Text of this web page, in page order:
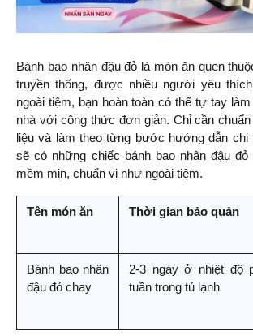
Bánh bao nhân đậu đỏ là món ăn quen
truyền thống, được nhiều người yêu
ngoài tiệm, bạn hoàn toàn có thể tự tay
nhà với công thức đơn giản. Chỉ cần
liệu và làm theo từng bước hướng dẫn chi
sẽ có những chiếc bánh bao nhân đậu
mềm mịn, chuẩn vị như ngoài tiệm.
Tên món ăn Thời gian bảo quản
Bánh bao nhân
đậu đỏ chay
2-3 ngày ở nhiệt độ
tuần trong tủ lạnh